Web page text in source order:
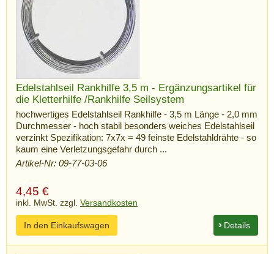
Edelstahlseil Rankhilfe 3,5 m - Ergänzungsartikel für
die Kletterhilfe /Rankhilfe Seilsystem
hochwertiges Edelstahlseil Rankhilfe - 3,5 m Länge - 2,0 mm
Durchmesser - hoch stabil besonders weiches Edelstahlseil
verzinkt Spezifikation: 7x7x = 49 feinste Edelstahldrähte - so
kaum eine Verletzungsgefahr durch ...
Artikel-Nr: 09-77-03-06
4,45 €
inkl. MwSt. zzgl. Versandkosten
Details
In den Einkaufswagen